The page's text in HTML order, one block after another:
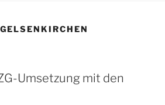
GELSENKIRCHEN
Umsetzung mit den